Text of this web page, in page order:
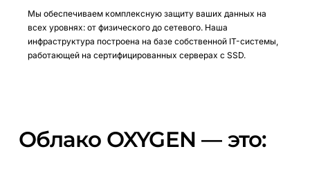
Мы обеспечиваем комплексную защиту ваших данных на
всех уровнях: от физического до сетевого. Наша
инфраструктура построена на базе собственной IT-системы,
работающей на сертифицированных серверах с SSD.
Облако OXYGEN — это: